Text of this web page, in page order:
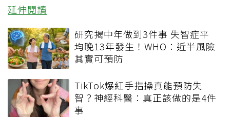
延伸閱讀
研究揭中年做到3件事 失智症平
均晚13年發生！WHO：近半風險
其實可預防
TikTok爆紅手指操真能預防失
智？神經科醫：真正該做的是4件
事